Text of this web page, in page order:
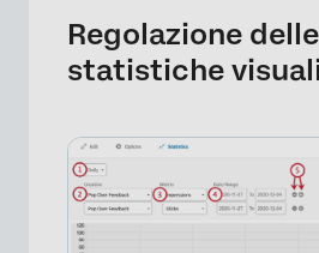
Regolazione delle
statistiche